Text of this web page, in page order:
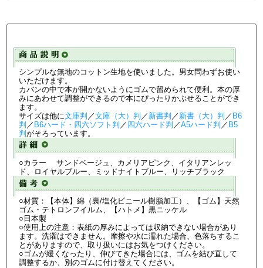
シンプルな無地のコットン生地を使いました。男女問わずお使い
いただけます。
カバンの中で本が開かないようにゴムで留められて便利。本の厚
みにあわせて調整ができるので本にぴったりかぶせることができ
ます。
サイズは他に文庫判 ／文庫（大）判 ／ 新書判 ／ 新書（大）判 ／ B6
判 ／ B6ハード・四六ソフト判 ／ 四六ハード判 ／A5ハード判 ／ B5
判がそろっています。
○カラー サンドベージュ、カメリアピンク、イタリアンレッ
ド、ロイヤルブルー、ミッドナイトブルー、リッチブラック
○材質：【本体】綿（裏/塩化ビニール樹脂加工）、【ゴム】天然
ゴム・テトロンフイルム、【ハトメ】黒ニッケル
○日本製
○使用上の注意：表紙の厚みによっては収納できない場合があり
ます。洗濯はできません。摩擦や水に濡れた場合、色落ちするこ
とがありますので、取り扱いにはお気をつけください。
○ゴムが緩くなったり、伸びてきた場合には、ゴムを結び直して
調整するか、別のゴムに付け替えてください。